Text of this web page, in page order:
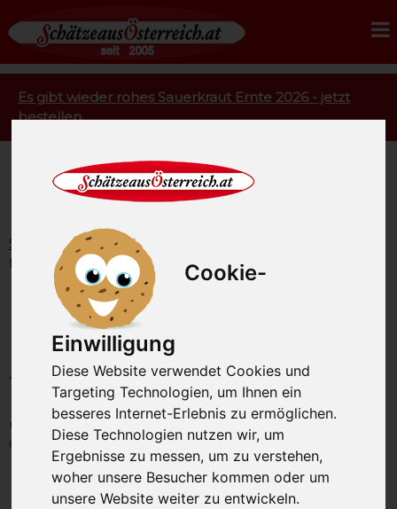
Cookie-
Einwilligung
Diese Website verwendet Cookies und
Targeting Technologien, um Ihnen ein
besseres Internet-Erlebnis zu ermöglichen.
Diese Technologien nutzen wir, um
Ergebnisse zu messen, um zu verstehen,
woher unsere Besucher kommen oder um
unsere Website weiter zu entwickeln.
Es gibt wieder rohes Sauerkraut Ernte 2026 - jetzt
bestellen.
Startseite Rohmilchkäse
Käseplatte Probierpaket Rohmilchkäse Muh BIO 1000g
Käseplatte Probierpaket
Rohmilchkäse Muh BIO
1000g
unsere Artikel-Nummer: SAO1918
Gewicht: 1000g